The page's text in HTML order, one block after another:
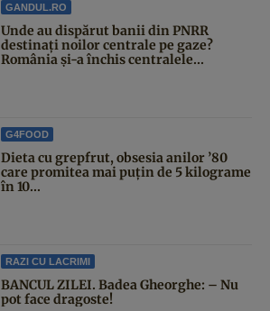
GANDUL.RO
Unde au dispărut banii din PNRR
destinați noilor centrale pe gaze?
România și-a închis centralele...
G4FOOD
Dieta cu grepfrut, obsesia anilor ’80
care promitea mai puțin de 5 kilograme
în 10...
RAZI CU LACRIMI
BANCUL ZILEI. Badea Gheorghe: – Nu
pot face dragoste!